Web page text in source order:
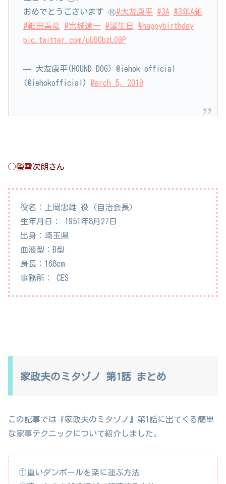
おめでとうございます ㊗️#大友康平 #3A
#3年A組
#細田善彦
#宮城遼一 #誕生日
#happybirthday
pic.twitter.com/uU90bzLO9P
— 大友康平(HOUND DOG) @iehok official
(@iehokofficial)
March 5, 2019
◯螢雪次朗さん
役名：上岡忠雄 役（自治会長）
生年月日： 1951年8月27日
出身：埼玉県
血液型：B型
身長：168cm
事務所： CES
家政夫のミタゾノ 第1話 まとめ
この記事では『家政夫のミタゾノ』第1話に出てくる簡単
な家事テクニックについて紹介しました。
①重いダンボールを楽に運ぶ方法